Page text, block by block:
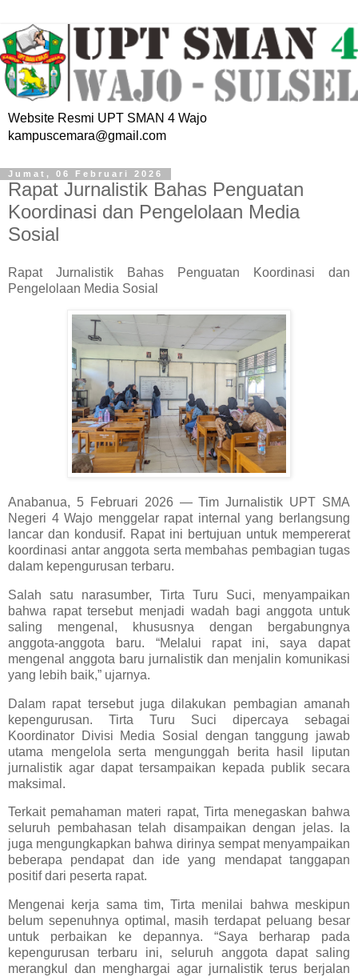
Website Resmi UPT SMAN 4 Wajo
kampuscemara@gmail.com
Jumat, 06 Februari 2026
Rapat Jurnalistik Bahas Penguatan
Koordinasi dan Pengelolaan Media
Sosial
Rapat Jurnalistik Bahas Penguatan Koordinasi dan
Pengelolaan Media Sosial
Anabanua, 5 Februari 2026 — Tim Jurnalistik UPT SMA
Negeri 4 Wajo menggelar rapat internal yang berlangsung
lancar dan kondusif. Rapat ini bertujuan untuk mempererat
koordinasi antar anggota serta membahas pembagian tugas
dalam kepengurusan terbaru.
Salah satu narasumber, Tirta Turu Suci, menyampaikan
bahwa rapat tersebut menjadi wadah bagi anggota untuk
saling mengenal, khususnya dengan bergabungnya
anggota-anggota baru. “Melalui rapat ini, saya dapat
mengenal anggota baru jurnalistik dan menjalin komunikasi
yang lebih baik,” ujarnya.
Dalam rapat tersebut juga dilakukan pembagian amanah
kepengurusan. Tirta Turu Suci dipercaya sebagai
Koordinator Divisi Media Sosial dengan tanggung jawab
utama mengelola serta mengunggah berita hasil liputan
jurnalistik agar dapat tersampaikan kepada publik secara
maksimal.
Terkait pemahaman materi rapat, Tirta menegaskan bahwa
seluruh pembahasan telah disampaikan dengan jelas. Ia
juga mengungkapkan bahwa dirinya sempat menyampaikan
beberapa pendapat dan ide yang mendapat tanggapan
positif dari peserta rapat.
Mengenai kerja sama tim, Tirta menilai bahwa meskipun
belum sepenuhnya optimal, masih terdapat peluang besar
untuk perbaikan ke depannya. “Saya berharap pada
kepengurusan terbaru ini, seluruh anggota dapat saling
merangkul dan menghargai agar jurnalistik terus berjalan